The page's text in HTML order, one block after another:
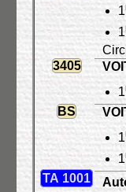
1
1
3405
1
BS
1
1
TA 1001